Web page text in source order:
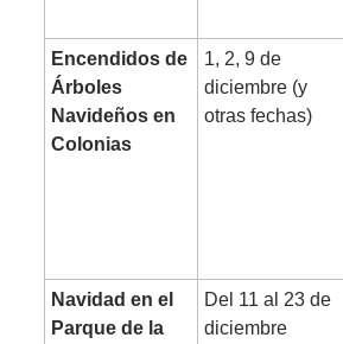
Encendidos de
Árboles
Navideños en
Colonias
1, 2, 9 de
diciembre (y
otras fechas)
Navidad en el
Parque de la
Del 11 al 23 de
diciembre